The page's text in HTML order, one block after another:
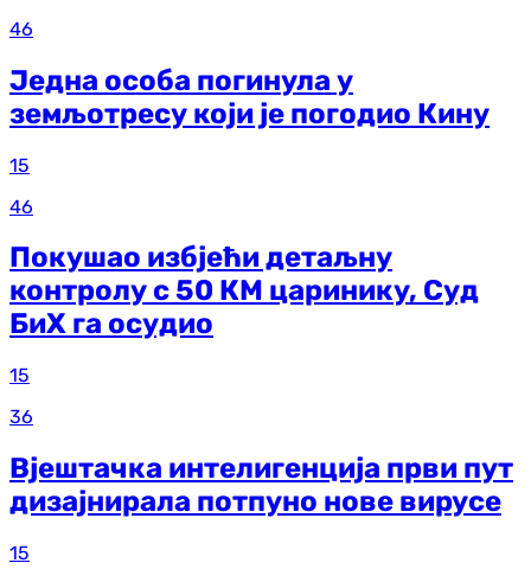
46
Једна особа погинула у
земљотресу који је погодио Кину
15
46
Покушао избјећи детаљну
контролу с 50 КМ царинику, Суд
БиХ га осудио
15
36
Вјештачка интелигенција први пут
дизајнирала потпуно нове вирусе
15